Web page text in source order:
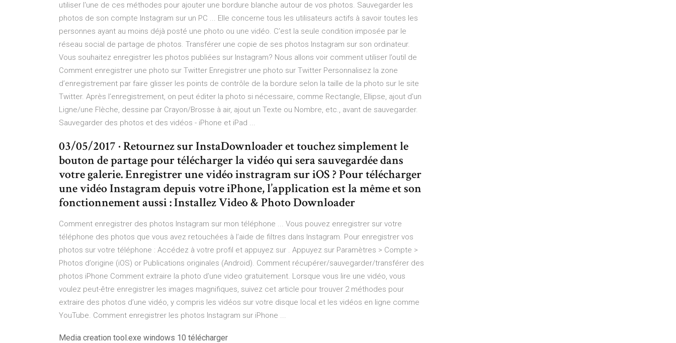
utiliser l'une de ces méthodes pour ajouter une bordure blanche autour de vos photos. Sauvegarder les
photos de son compte Instagram sur un PC ... Elle concerne tous les utilisateurs actifs à savoir toutes les
personnes ayant au moins déjà posté une photo ou une vidéo. C’est la seule condition imposée par le
réseau social de partage de photos. Transférer une copie de ses photos Instagram sur son ordinateur.
Vous souhaitez enregistrer les photos publiées sur Instagram? Nous allons voir comment utiliser l’outil de
Comment enregistrer une photo sur Twitter Enregistrer une photo sur Twitter Personnalisez la zone
d’enregistrement par faire glisser les points de contrôle de la bordure selon la taille de la photo sur le site
Twitter. Après l’enregistrement, on peut éditer la photo si nécessaire, comme Rectangle, Ellipse, ajout d'un
Ligne/une Flèche, dessine par Crayon/Brosse à air, ajout un Texte ou Nombre, etc., avant de sauvegarder.
Sauvegarder des photos et des vidéos - iPhone et iPad ...
03/05/2017 · Retournez sur InstaDownloader et touchez simplement le
bouton de partage pour télécharger la vidéo qui sera sauvegardée dans
votre galerie. Enregistrer une vidéo instragram sur iOS ? Pour télécharger
une vidéo Instagram depuis votre iPhone, l’application est la même et son
fonctionnement aussi : Installez Video & Photo Downloader
Comment enregistrer des photos Instagram sur mon téléphone ... Vous pouvez enregistrer sur votre
téléphone des photos que vous avez retouchées à l’aide de filtres dans Instagram. Pour enregistrer vos
photos sur votre téléphone : Accédez à votre profil et appuyez sur . Appuyez sur Paramètres > Compte >
Photos d’origine (iOS) or Publications originales (Android). Comment récupérer/sauvegarder/transférer des
photos iPhone Comment extraire la photo d’une video gratuitement. Lorsque vous lire une vidéo, vous
voulez peut-être enregistrer les images magnifiques, suivez cet article pour trouver 2 méthodes pour
extraire des photos d’une vidéo, y compris les vidéos sur votre disque local et les vidéos en ligne comme
YouTube. Comment enregistrer les photos Instagram sur iPhone ...
Media creation tool.exe windows 10 télécharger